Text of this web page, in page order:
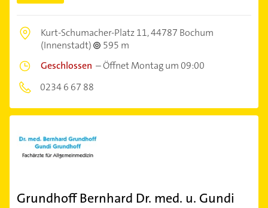
Kurt-Schumacher-Platz 11,44787 Bochum
(Innenstadt)
595 m
Geschlossen –Öffnet Montag um 09:00
0234 6 67 88
Grundhoff Bernhard Dr. med. u. Gundi